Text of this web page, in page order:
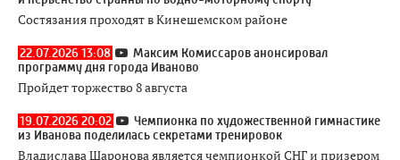
Состязания проходят в Кинешемском районе
22.07.2026 13:08
Максим Комиссаров анонсировал
программу дня города Иваново
Пройдет торжество 8 августа
19.07.2026 20:02
Чемпионка по художественной гимнастике
из Иванова поделилась секретами тренировок
Владислава Шаронова является чемпионкой СНГ и призером